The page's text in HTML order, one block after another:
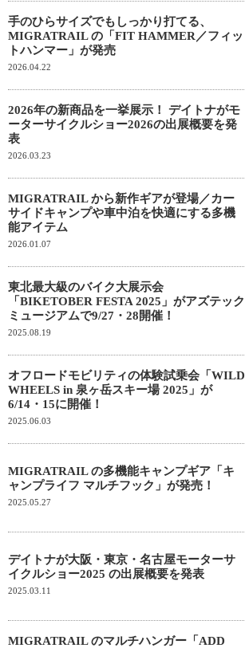
手のひらサイズでもしっかり打てる、
MIGRATRAIL の「FIT HAMMER／フィッ
トハンマー」が発売
2026.04.22
2026年の新商品を一挙展示！ デイトナがモ
ーターサイクルショー2026の出展概要を発
表
2026.03.23
MIGRATRAIL から新作ギアが登場／カー
サイドキャンプや車中泊を快適にする多機
能アイテム
2026.01.07
東北最大級のバイク大展示会
「BIKETOBER FESTA 2025」がアズテック
ミュージアムで9/27・28開催！
2025.08.19
オフロードモビリティの体験試乗会「WILD
WHEELS in 泉ヶ岳スキー場 2025」が
6/14・15に開催！
2025.06.03
MIGRATRAIL の多機能キャンプギア「キ
ャンプライフ マルチフック」が発売！
2025.05.27
デイトナが大阪・東京・名古屋モーターサ
イクルショー2025 の出展概要を発表
2025.03.11
MIGRATRAIL のマルチハンガー「ADD